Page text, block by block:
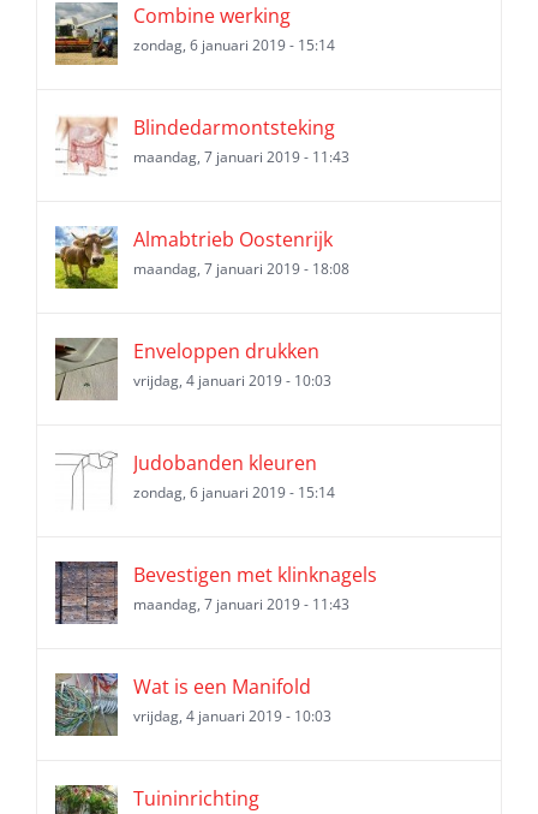
Combine werking
zondag, 6 januari 2019 - 15:14
Blindedarmontsteking
maandag, 7 januari 2019 - 11:43
Almabtrieb Oostenrijk
maandag, 7 januari 2019 - 18:08
Enveloppen drukken
vrijdag, 4 januari 2019 - 10:03
Judobanden kleuren
zondag, 6 januari 2019 - 15:14
Bevestigen met klinknagels
maandag, 7 januari 2019 - 11:43
Wat is een Manifold
vrijdag, 4 januari 2019 - 10:03
Tuininrichting